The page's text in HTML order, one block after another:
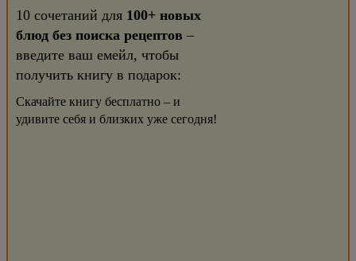
10 сочетаний для 100+ новых
блюд без поиска рецептов –
введите ваш емейл, чтобы
получить книгу в подарок:
Скачайте книгу бесплатно – и
удивите себя и близких уже сегодня!